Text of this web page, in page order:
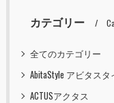
カテゴリー
全てのカテゴリー
AbitaStyle アビタスタ
ACTUSアクタス